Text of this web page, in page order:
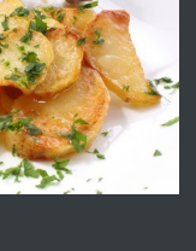
наем
преди 4 дни
под наем в кв.